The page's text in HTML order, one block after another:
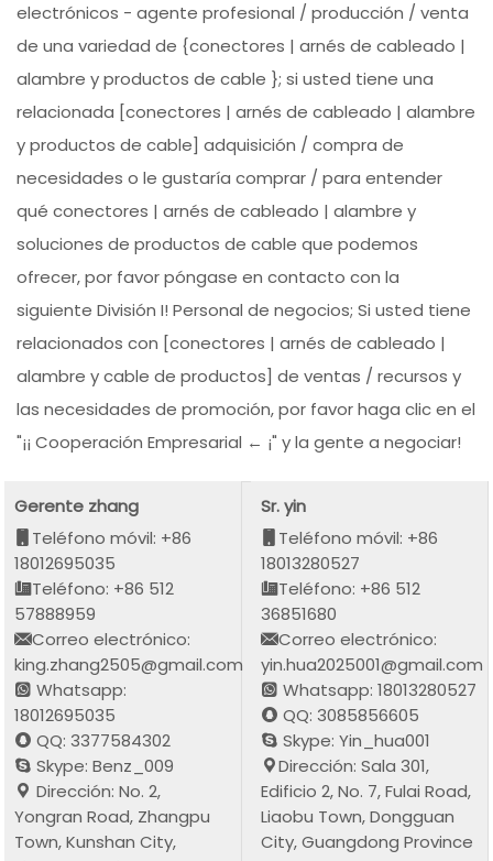
electrónicos - agente profesional / producción / venta
de una variedad de {conectores | arnés de cableado |
alambre y productos de cable }; si usted tiene una
relacionada [conectores | arnés de cableado | alambre
y productos de cable] adquisición / compra de
necesidades o le gustaría comprar / para entender
qué conectores | arnés de cableado | alambre y
soluciones de productos de cable que podemos
ofrecer, por favor póngase en contacto con la
siguiente División I! Personal de negocios; Si usted tiene
relacionados con [conectores | arnés de cableado |
alambre y cable de productos] de ventas / recursos y
las necesidades de promoción, por favor haga clic en el
"¡¡ Cooperación Empresarial ← ¡" y la gente a negociar!
Gerente zhang
Teléfono móvil: +86
18012695035
Teléfono: +86 512
57888959
Correo electrónico:
king.zhang2505@gmail.com
Whatsapp:
18012695035
QQ: 3377584302
Skype: Benz_009
Dirección: No. 2,
Yongran Road, Zhangpu
Town, Kunshan City,
Sr. yin
Teléfono móvil: +86
18013280527
Teléfono: +86 512
36851680
Correo electrónico:
yin.hua2025001@gmail.com
Whatsapp: 18013280527
QQ: 3085856605
Skype: Yin_hua001
Dirección: Sala 301,
Edificio 2, No. 7, Fulai Road,
Liaobu Town, Dongguan
City, Guangdong Province